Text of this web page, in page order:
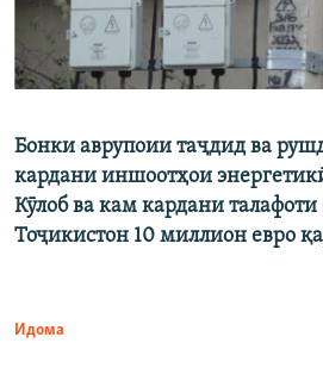
Бонки аврупоии таҷдид ва
кардани иншоотҳои
Кӯлоб ва кам кардани талафоти
Тоҷикистон 10 миллион евро
Идома